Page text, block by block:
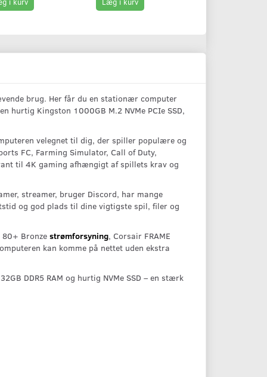
brug. Her får du en stationær computer
hurtig Kingston 1000GB M.2 NVMe PCIe SSD,
velegnet til dig, der spiller populære og
FC, Farming Simulator, Call of Duty,
til 4K gaming afhængigt af spillets krav og
streamer, bruger Discord, har mange
og god plads til dine vigtigste spil, filer og
80+ Bronze strømforsyning, Corsair FRAME
kan komme på nettet uden ekstra
DDR5 RAM og hurtig NVMe SSD – en stærk